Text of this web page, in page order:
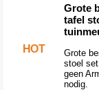
HOT
Grote
tafel
Grote
stoel
geen
nodig.